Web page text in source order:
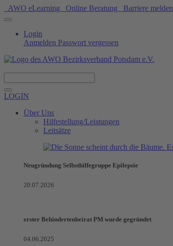
AWO eLearning Online Beratung Barriere melden
Login
Anmelden Passwort vergessen
LOGIN
Über Uns
Hilfestellung/Leistungen
Leitsätze
Neugründung Selbsthilfegruppe Epilepsie
20.07.2026
erster Behindertenbeirat PM wurde gegründet
04.06.2025